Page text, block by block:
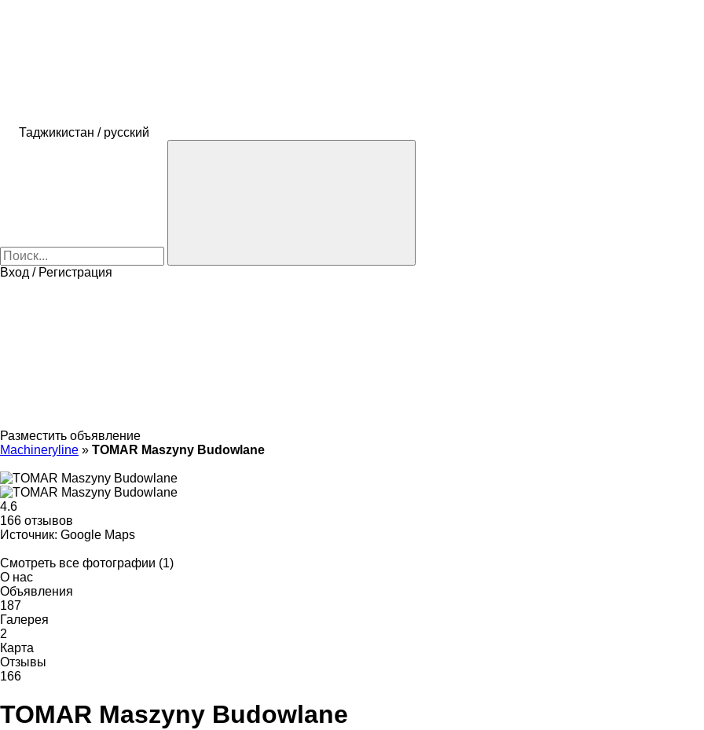
Таджикистан / русский
Вход / Регистрация
Разместить объявление
Machineryline » TOMAR Maszyny Budowlane
4.6
166 отзывов
Источник: Google Maps
Смотреть все фотографии (1)
О нас
Объявления
187
Галерея
2
Карта
Отзывы
166
TOMAR Maszyny Budowlane